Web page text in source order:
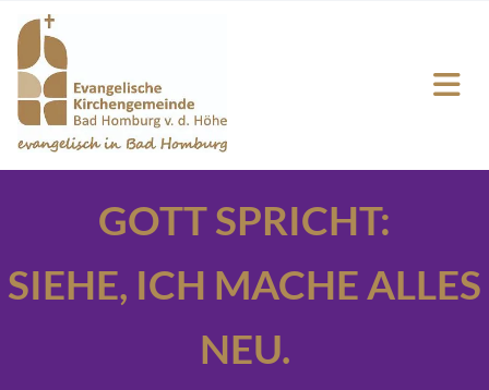
GOTT SPRICHT:
SIEHE, ICH MACHE ALLES
NEU.